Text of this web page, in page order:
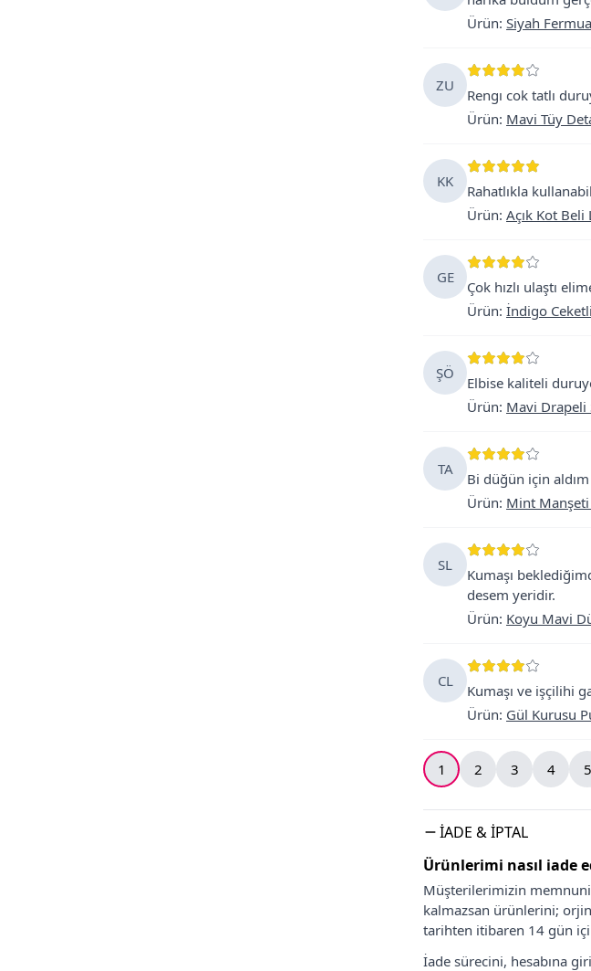
Ürün: Siyah
ZU
Rengı cok tatlı
Ürün: Mavi Tüy
KK
Rahatlıkla
Ürün: Açık Kot
GE
Çok hızlı ulaştı
Ürün: İndigo
ŞÖ
Elbise kaliteli
Ürün: Mavi Drapeli
TA
Bi düğün için
Ürün: Mint
SL
Kumaşı
desem yeridir.
Ürün: Koyu Mavi
CL
Kumaşı ve işçilihi
Ürün: Gül Kurusu
1 2 3 4 5
İADE & İPTAL
Ürünlerimi nasıl iade
Müşterilerimizin
kalmazsan ürünlerini;
tarihten itibaren 14 gün
İade sürecini, hesabına